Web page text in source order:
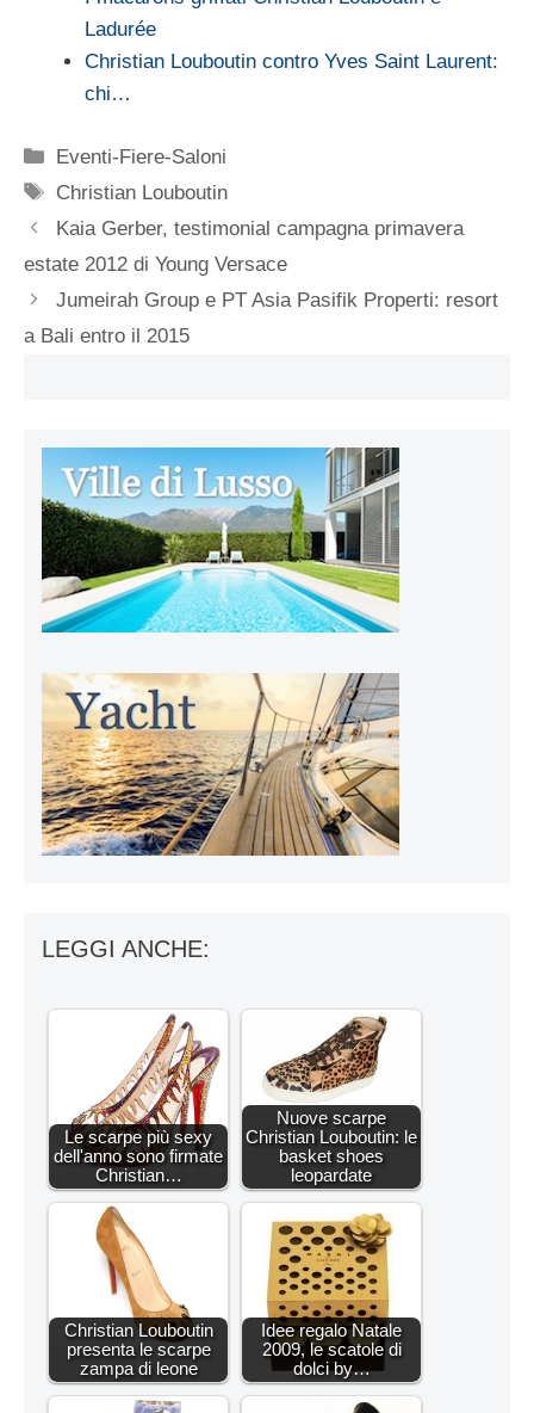
Ladurée
Christian Louboutin contro Yves Saint Laurent:
chi…
Categorie
Eventi-Fiere-Saloni
Tag
Christian Louboutin
Kaia Gerber, testimonial campagna primavera
estate 2012 di Young Versace
Jumeirah Group e PT Asia Pasifik Properti: resort
a Bali entro il 2015
LEGGI ANCHE:
Le scarpe più sexy
dell'anno sono firmate
Christian…
Nuove scarpe
Christian Louboutin: le
basket shoes
leopardate
Christian Louboutin
presenta le scarpe
zampa di leone
Idee regalo Natale
2009, le scatole di
dolci by…